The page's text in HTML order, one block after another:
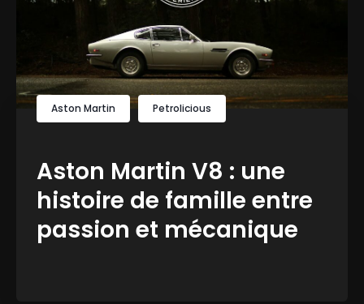
Aston Martin Petrolicious
Aston Martin V8 : une
histoire de famille entre
passion et mécanique